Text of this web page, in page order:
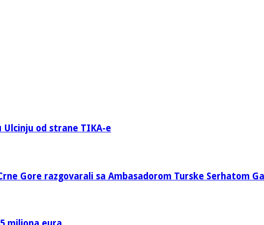
Ulcinju od strane TIKA-e
Gore razgovarali sa Ambasadorom Turske Serhatom